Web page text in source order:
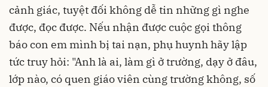
cảnh giác, tuyệt đối không dễ tin những gì nghe
được, đọc được. Nếu nhận được cuộc gọi thông
báo con em mình bị tai nạn, phụ huynh hãy lập
tức truy hỏi: "Anh là ai, làm gì ở trường, dạy ở đâu,
lớp nào, có quen giáo viên cùng trường không, số